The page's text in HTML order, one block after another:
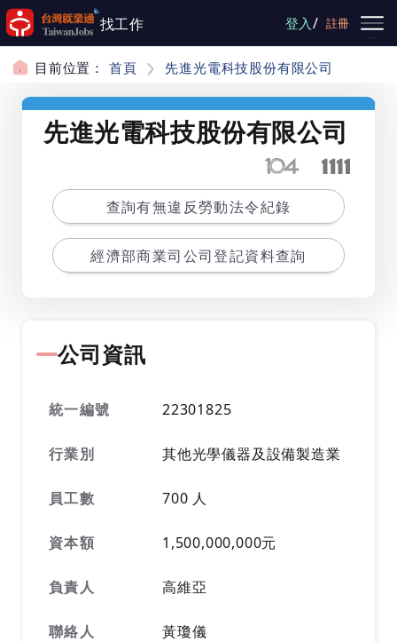
跳到主要內容
找工作 登入/ 註冊
目前位置： 首頁 先進光電科技股份有限公司
先進光電科技股份有限公司
查詢有無違反勞動法令紀錄
經濟部商業司公司登記資料查詢
公司資訊
統一編號 22301825
行業別 其他光學儀器及設備製造業
員工數 700 人
資本額 1,500,000,000元
負責人 高維亞
聯絡人 黃瓊儀